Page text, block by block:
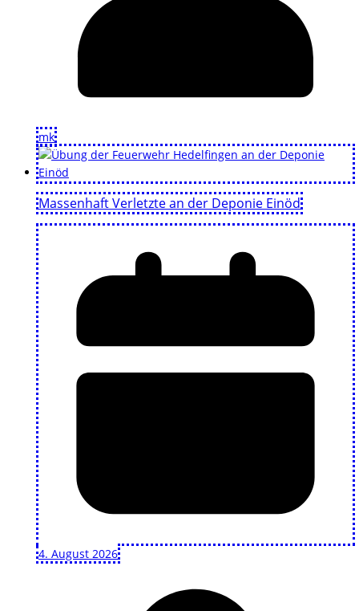
mk
Massenhaft Verletzte an der Deponie Einöd
4. August 2026